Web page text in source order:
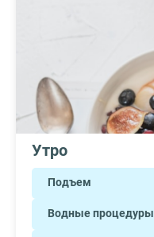
Утро
Подъем
Водные процедуры